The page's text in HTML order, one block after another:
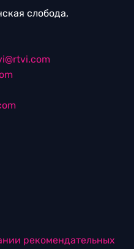
слобода,
рекомендательных